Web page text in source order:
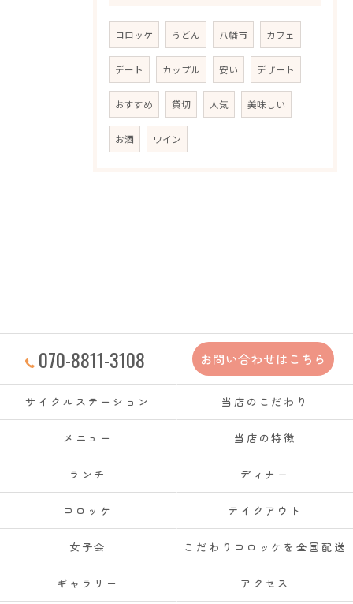
コロッケ うどん 八幡市 カフェ
デート カップル 安い デザート
おすすめ 貸切 人気 美味しい
お酒 ワイン
070-8811-3108 お問い合わせはこちら
サイクルステーション 当店のこだわり
メニュー 当店の特徴
ランチ ディナー
コロッケ テイクアウト
女子会 こだわりコロッケを全国配送
ギャラリー アクセス